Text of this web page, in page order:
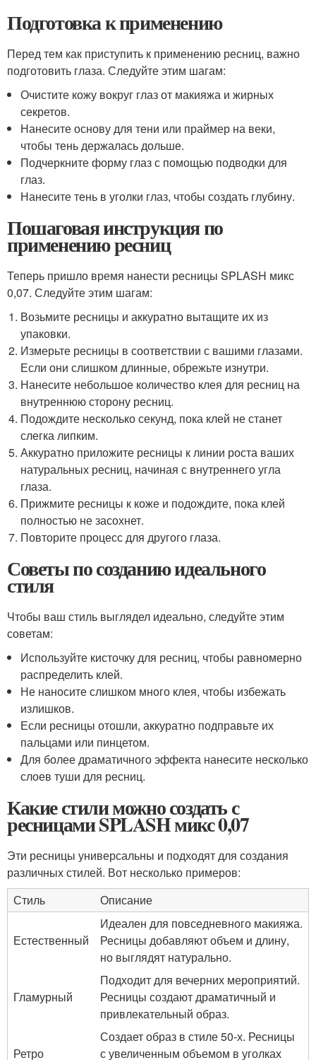
Подготовка к применению
Перед тем как приступить к применению ресниц, важно
подготовить глаза. Следуйте этим шагам:
Очистите кожу вокруг глаз от макияжа и жирных
секретов.
Нанесите основу для тени или праймер на веки,
чтобы тень держалась дольше.
Подчеркните форму глаз с помощью подводки для
глаз.
Нанесите тень в уголки глаз, чтобы создать глубину.
Пошаговая инструкция по
применению ресниц
Теперь пришло время нанести ресницы SPLASH микс
0,07. Следуйте этим шагам:
Возьмите ресницы и аккуратно вытащите их из
упаковки.
Измерьте ресницы в соответствии с вашими глазами.
Если они слишком длинные, обрежьте изнутри.
Нанесите небольшое количество клея для ресниц на
внутреннюю сторону ресниц.
Подождите несколько секунд, пока клей не станет
слегка липким.
Аккуратно приложите ресницы к линии роста ваших
натуральных ресниц, начиная с внутреннего угла
глаза.
Прижмите ресницы к коже и подождите, пока клей
полностью не засохнет.
Повторите процесс для другого глаза.
Советы по созданию идеального
стиля
Чтобы ваш стиль выглядел идеально, следуйте этим
советам:
Используйте кисточку для ресниц, чтобы равномерно
распределить клей.
Не наносите слишком много клея, чтобы избежать
излишков.
Если ресницы отошли, аккуратно подправьте их
пальцами или пинцетом.
Для более драматичного эффекта нанесите несколько
слоев туши для ресниц.
Какие стили можно создать с
ресницами SPLASH микс 0,07
Эти ресницы универсальны и подходят для создания
различных стилей. Вот несколько примеров:
Стиль
Описание
Естественный
Идеален для повседневного макияжа.
Ресницы добавляют объем и длину,
но выглядят натурально.
Гламурный
Подходит для вечерних мероприятий.
Ресницы создают драматичный и
привлекательный образ.
Ретро
Создает образ в стиле 50-х. Ресницы
с увеличенным объемом в уголках